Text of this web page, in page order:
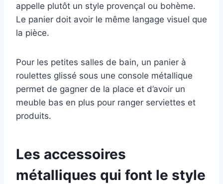
appelle plutôt un style provençal ou bohème.
Le panier doit avoir le même langage visuel que
la pièce.
Pour les petites salles de bain, un panier à
roulettes glissé sous une console métallique
permet de gagner de la place et d’avoir un
meuble bas en plus pour ranger serviettes et
produits.
Les accessoires
métalliques qui font le style